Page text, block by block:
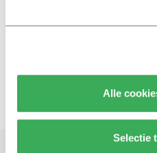
Alle
Selectie
vroeg
29